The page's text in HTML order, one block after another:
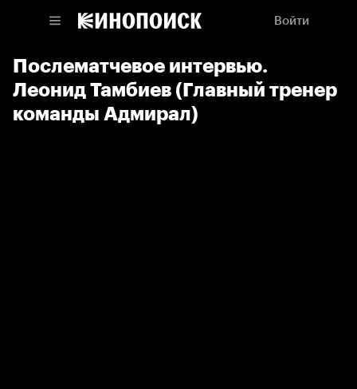
Войти
Послематчевое интервью.
Леонид Тамбиев (Главный тренер
команды Адмирал)